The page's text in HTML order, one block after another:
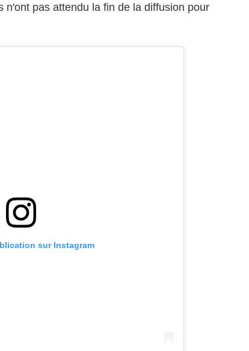
n'ont pas attendu la fin de la diffusion pour
sur Instagram